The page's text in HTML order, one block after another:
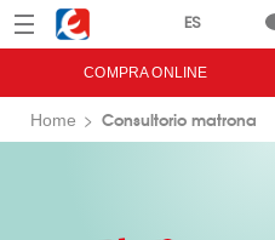
Menú Eroski
COMPRA ONLINE
Home Consultorio matrona